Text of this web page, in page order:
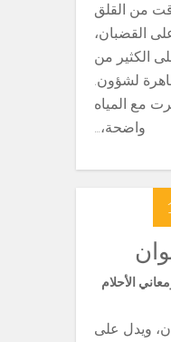
من القلق
القضبان،
الكثير من
لشؤون.
مع المياه
واضحة،…
الأحلام
ويدل على